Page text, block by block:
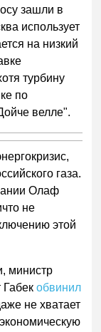
зашли в
использует
на низкий
турбину
по
велле".
газа.
Олаф
не
этой
министр
Габекобвинил
не хватает